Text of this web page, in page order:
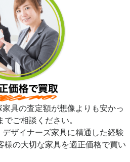
具の査定額が想像よりも安かっ
ご相談ください。
ザイナーズ家具に精通した経験
様の大切な家具を適正価格で買い